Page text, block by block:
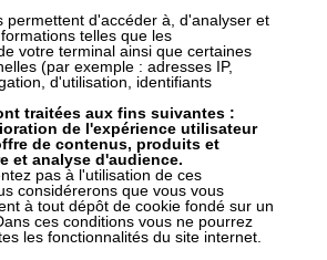
et caoutchouc.
eau potable, froid, hydrocarbures,
permettent d'accéder à, d'analyser et
telles que les
votre terminal ainsi que certaines
(par exemple : adresses IP,
d'utilisation, identifiants
traitées aux fins suivantes :
de l'expérience utilisateur
de contenus, produits et
et analyse d'audience.
pas à l'utilisation de ces
considérerons que vous vous
à tout dépôt de cookie fondé sur un
ces conditions vous ne pourrez
les fonctionnalités du site internet.